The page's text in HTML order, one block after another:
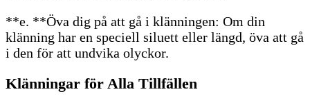
**e. **Öva dig på att gå i klänningen: Om din
klänning har en speciell siluett eller längd, öva att gå
i den för att undvika olyckor.
Klänningar för Alla Tillfällen